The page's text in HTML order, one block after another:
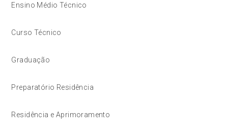
Ensino Médio Técnico
Curso Técnico
Graduação
Preparatório Residência
Residência e Aprimoramento